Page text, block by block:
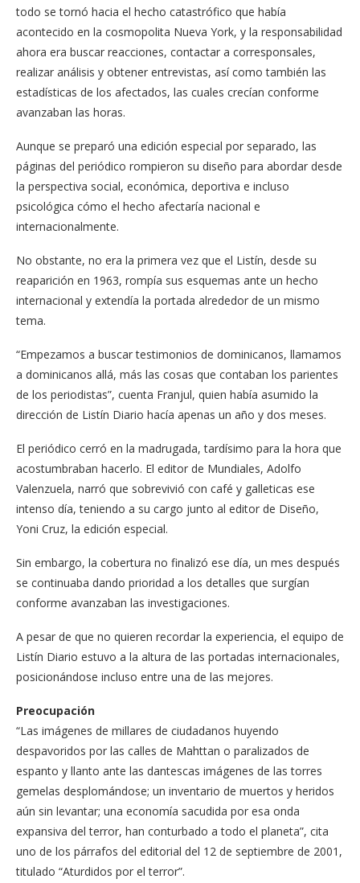
todo se tornó hacia el hecho catastrófico que había
acontecido en la cosmopolita Nueva York, y la responsabilidad
ahora era buscar reacciones, contactar a corresponsales,
realizar análisis y obtener entrevistas, así como también las
estadísticas de los afectados, las cuales crecían conforme
avanzaban las horas.
Aunque se preparó una edición especial por separado, las
páginas del periódico rompieron su diseño para abordar desde
la perspectiva social, económica, deportiva e incluso
psicológica cómo el hecho afectaría nacional e
internacionalmente.
No obstante, no era la primera vez que el Listín, desde su
reaparición en 1963, rompía sus esquemas ante un hecho
internacional y extendía la portada alrededor de un mismo
tema.
“Empezamos a buscar testimonios de dominicanos, llamamos
a dominicanos allá, más las cosas que contaban los parientes
de los periodistas”, cuenta Franjul, quien había asumido la
dirección de Listín Diario hacía apenas un año y dos meses.
El periódico cerró en la madrugada, tardísimo para la hora que
acostumbraban hacerlo. El editor de Mundiales, Adolfo
Valenzuela, narró que sobrevivió con café y galleticas ese
intenso día, teniendo a su cargo junto al editor de Diseño,
Yoni Cruz, la edición especial.
Sin embargo, la cobertura no finalizó ese día, un mes después
se continuaba dando prioridad a los detalles que surgían
conforme avanzaban las investigaciones.
A pesar de que no quieren recordar la experiencia, el equipo de
Listín Diario estuvo a la altura de las portadas internacionales,
posicionándose incluso entre una de las mejores.
Preocupación
“Las imágenes de millares de ciudadanos huyendo
despavoridos por las calles de Mahttan o paralizados de
espanto y llanto ante las dantescas imágenes de las torres
gemelas desplomándose; un inventario de muertos y heridos
aún sin levantar; una economía sacudida por esa onda
expansiva del terror, han conturbado a todo el planeta”, cita
uno de los párrafos del editorial del 12 de septiembre de 2001,
titulado “Aturdidos por el terror”.